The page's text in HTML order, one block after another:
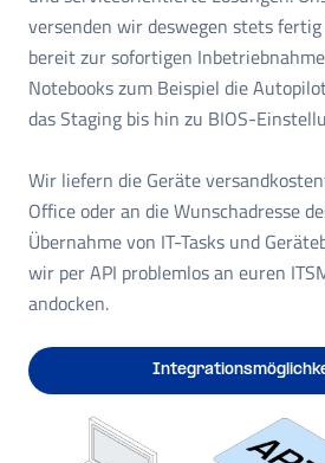
versenden wir deswegen stets
bereit zur sofortigen
Notebooks zum Beispiel die
das Staging bis hin zu BIOS-
Wir liefern die Geräte
Office oder an die Wunschadresse
Übernahme von IT-Tasks und
wir per API problemlos an euren
andocken.